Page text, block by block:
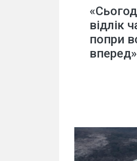
відлік
попри
вперед»